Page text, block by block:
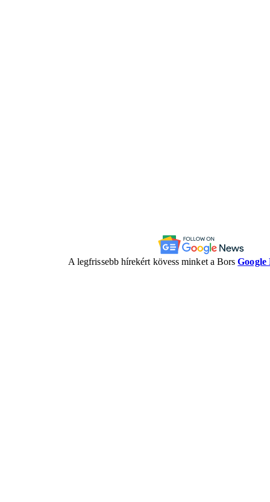
A legfrissebb hírekért kövess minket a BorsGoogle